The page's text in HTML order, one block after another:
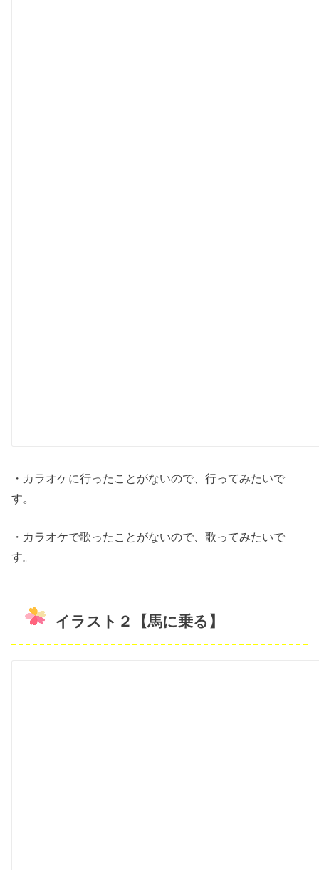
・カラオケに行ったことがないので、行ってみたいで
す。
・カラオケで歌ったことがないので、歌ってみたいで
す。
イラスト２【馬に乗る】